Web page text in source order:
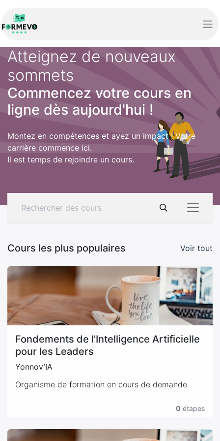
Atteignez de nouveaux
sommets
Commencez votre cours en
ligne dès aujourd'hui !
Montez en compétences et ayez un impact ! Votre
carrière commence ici.
Il est temps de rejoindre un cours.
Voir tout
Cours les plus populaires
Fondements de l’Intelligence Artificielle
pour les Leaders
Yonnov’IA
Organisme de formation en cours de demande
auprès de la Direction Régionale des Entreprises,
de la Concurrence, de la Consommation, du Travail
FORMEVO
0 étapes